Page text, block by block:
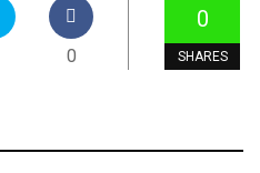
0
SHARES
0